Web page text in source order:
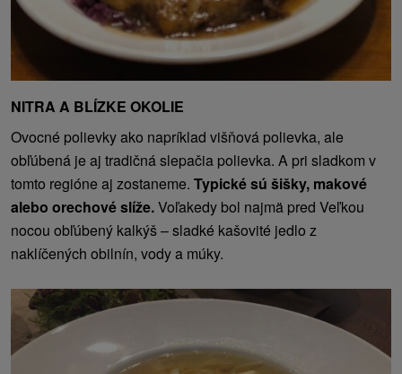
NITRA A BLÍZKE OKOLIE
Ovocné polievky ako napríklad višňová polievka, ale
obľúbená je aj tradičná slepačia polievka. A pri sladkom v
tomto regióne aj zostaneme. Typické sú šišky, makové
alebo orechové slíže.Voľakedy bol najmä pred Veľkou
nocou obľúbený kalkýš – sladké kašovité jedlo z
naklíčených obilnín, vody a múky.